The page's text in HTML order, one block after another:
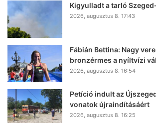
Kigyulladt a tarló
2026, augusztus 8. 17:43
Fábián Bettina: Nagy
bronzérmes a nyíltvízi
2026, augusztus 8. 16:54
Petíció indult az
vonatok újraindításáért
2026, augusztus 8. 16:25